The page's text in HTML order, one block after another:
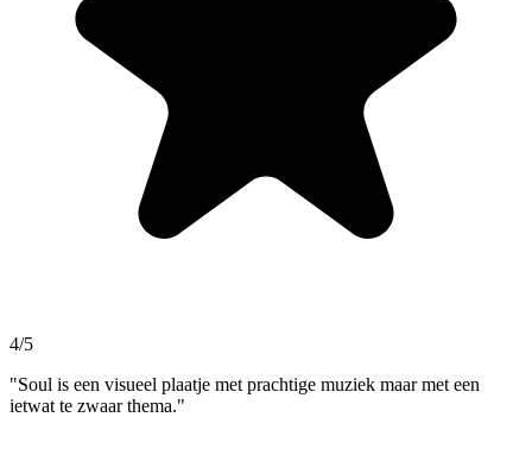
4/5
"Soul is een visueel plaatje met prachtige muziek maar met een
ietwat te zwaar thema."